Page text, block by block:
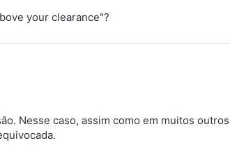
your clearance"?
Nesse caso, assim como em muitos